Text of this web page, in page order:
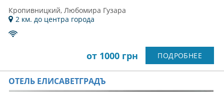
Кропивницкий, Любомира Гузара
2 км. до центра города
от 1000 грн ПОДРОБНЕЕ
ОТЕЛЬ ЕЛИСАВЕТГРАДЪ